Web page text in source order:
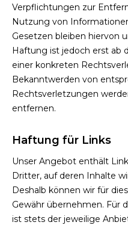
Verpflichtungen zur
Nutzung von
Gesetzen bleiben hiervon
Haftung ist jedoch erst ab
einer konkreten
Bekanntwerden von
Rechtsverletzungen
entfernen.
Haftung für Links
Unser Angebot enthält
Dritter, auf deren Inhalte
Deshalb können wir für
Gewähr übernehmen. Für
ist stets der jeweilige